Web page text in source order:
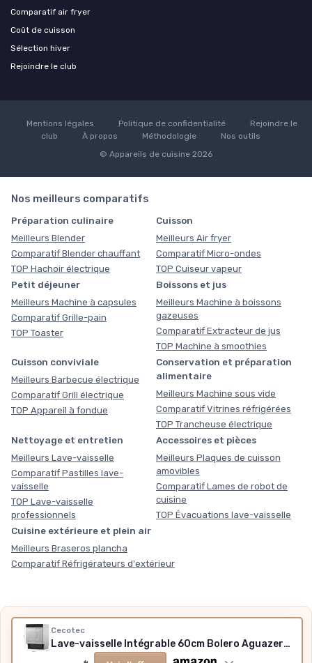
Cecotec
Lave-vaisselle Intégrable 60cm Bolero Aguazero 6620 Full-BI C - 1850W, 15 Couverts, 8 Programmes, Moteur Inverter, Écran FullColor, Smart Wash, Turbo Dry+, AutoClean, Demi-Charge, Dual Zone
Comparatif air fryer
Coût de cuisson
Sélection hiver
Rejoindre le club
Mentions légales Politique de confidentialité
Rejoindre le
club
À propos Méthodologie
Nos outils
© Appareils de cuisine 2026
Nos meilleurs comparatifs
Préparation culinaire
Meilleurs Blender
Comparatif Blender chauffant
TOP Hachoir électrique
Cuisson
Meilleurs Air fryer
Comparatif Micro-ondes
TOP Cuiseur vapeur
Petit déjeuner
Meilleurs Machine à capsules
Comparatif Grille-pain
TOP Toaster
Boissons et jus
Meilleurs Machine à boissons
gazeuses
Comparatif Extracteur de jus
TOP Machine à smoothies
Cuisson conviviale
Meilleurs Barbecue électrique
Comparatif Grill électrique
TOP Appareil à fondue
Conservation et préparation
alimentaire
Meilleurs Machine sous vide
Comparatif Vitrines réfrigérées
TOP Trancheuse électrique
Nettoyage et entretien
Meilleurs Lave-vaisselle
Comparatif Pastilles lave-
vaisselle
TOP Lave-vaisselle
professionnels
Accessoires et pièces
Meilleurs Plaques de cuisson
amovibles
Comparatif Lames de robot de
cuisine
TOP Évacuations lave-vaisselle
Cuisine extérieure et plein air
Meilleurs Braseros plancha
Comparatif Réfrigérateurs d'extérieur
Nos outils gratuits
Des chiffres plutôt que des impressions, sans inscription,